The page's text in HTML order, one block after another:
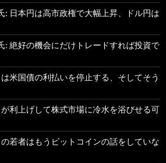
: 日本円は高市政権で大幅上昇、ドル円は
: 絶好の機会にだけトレードすれば投資で
米国債の利払いを停止する、そしてそう
利上げして株式市場に冷水を浴びせる可
若者はもうビットコインの話をしていな